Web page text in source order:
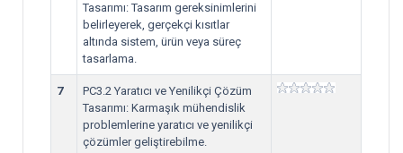
Tasarımı: Tasarım gereksinimlerini
belirleyerek, gerçekçi kısıtlar
altında sistem, ürün veya süreç
tasarlama.
7
PC3.2 Yaratıcı ve Yenilikçi Çözüm
Tasarımı: Karmaşık mühendislik
problemlerine yaratıcı ve yenilikçi
çözümler geliştirebilme.